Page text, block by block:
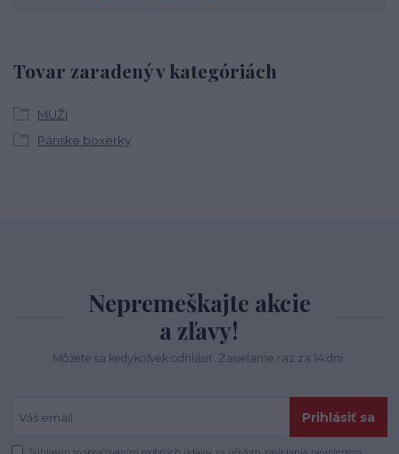
Tovar zaradený v kategóriách
MUŽI
Pánske boxerky
Nepremeškajte akcie
a zľavy!
Môžete sa kedykoľvek odhlásiť. Zasielame raz za 14 dní.
Prihlásiť sa
Súhlasím sospracovaním osobných údajov za účelom zasielania newslettera.